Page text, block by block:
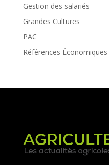
Gestion des salariés
Grandes Cultures
PAC
Références Économiques